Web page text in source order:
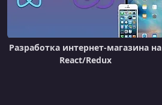
Разработка интернет-магазина на
React/Redux